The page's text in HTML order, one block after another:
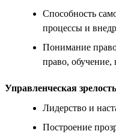
Способность
процессы и
Понимание
право,
Управленческая зрелость
Лидерство и
Построение